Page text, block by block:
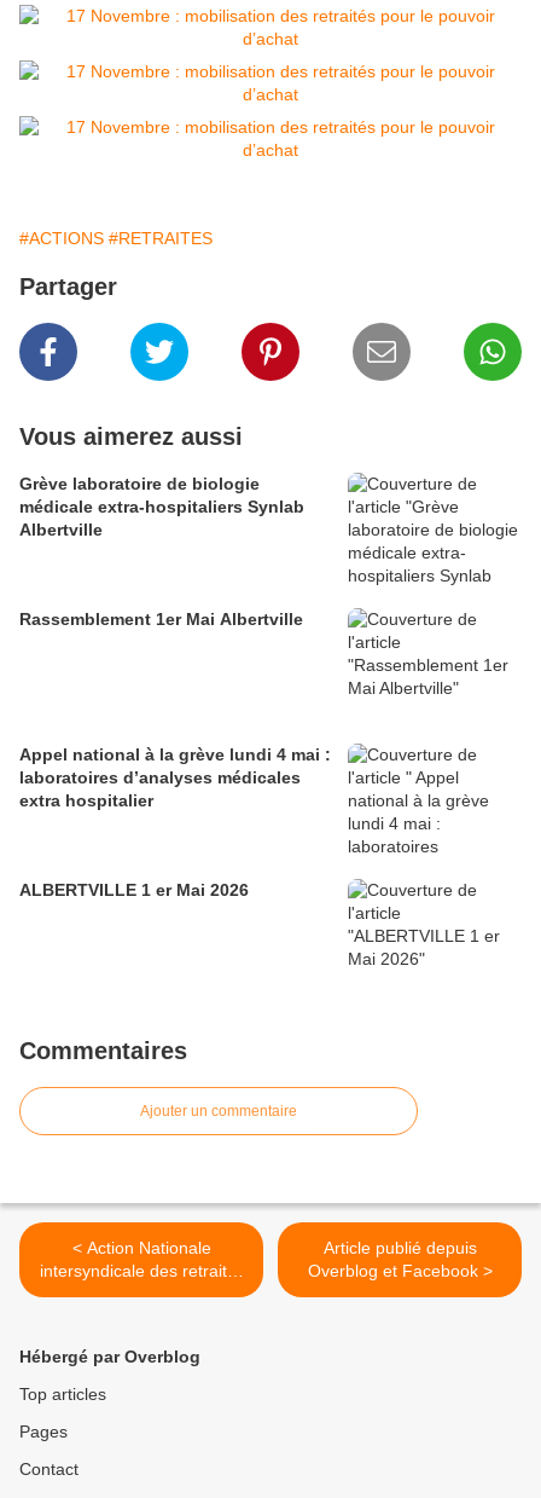
#ACTIONS #RETRAITES
Partager
Vous aimerez aussi
Grève laboratoire de biologie
médicale extra-hospitaliers Synlab
Albertville
Rassemblement 1er Mai Albertville
Appel national à la grève lundi 4 mai :
laboratoires d’analyses médicales
extra hospitalier
ALBERTVILLE 1 er Mai 2026
Commentaires
Ajouter un commentaire
< Action Nationale
intersyndicale des retraité-
e-s 17 novembre 2020
Article publié depuis
Overblog et Facebook >
Hébergé par Overblog
Top articles
Pages
Contact